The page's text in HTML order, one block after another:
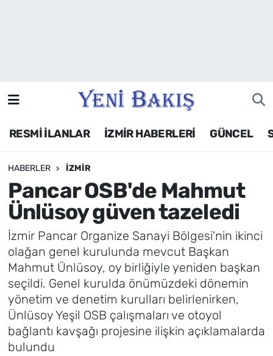
RESMİ İLANLAR İZMİR HABERLERİ GÜNCEL
HABERLER İZMIR
Pancar OSB'de Mahmut
Ünlüsoy güven tazeledi
İzmir Pancar Organize Sanayi Bölgesi'nin ikinci
olağan genel kurulunda mevcut Başkan
Mahmut Ünlüsoy, oy birliğiyle yeniden başkan
seçildi. Genel kurulda önümüzdeki dönemin
yönetim ve denetim kurulları belirlenirken,
Ünlüsoy Yeşil OSB çalışmaları ve otoyol
bağlantı kavşağı projesine ilişkin açıklamalarda
bulundu
Siyaset
Asayiş / Polis-Adliye
Spor
Magazin
Foto Galeri
Künye
İletişim